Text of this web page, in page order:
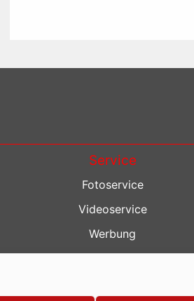
Service
Fotoservice
Videoservice
Werbung